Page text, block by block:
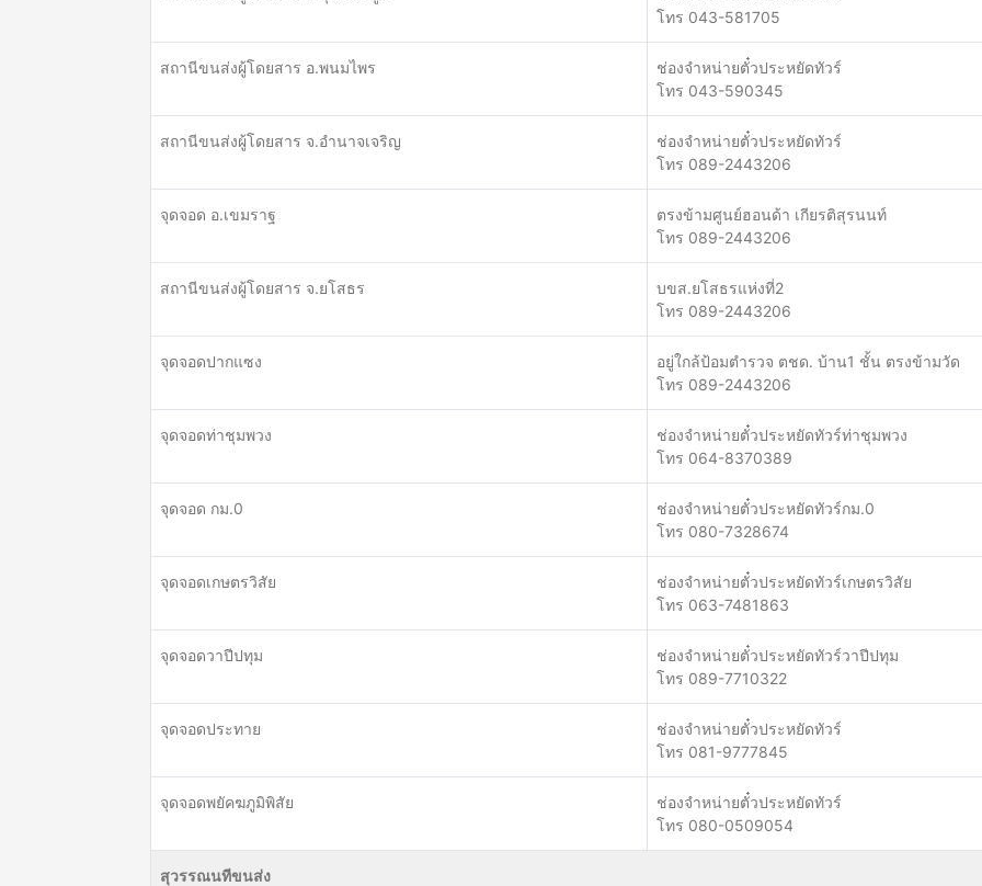
โทร 043-581705
สถานีขนส่งผู้โดยสาร อ.พนมไพร
ช่องจำหน่ายตั๋วประหยัดทัวร์
โทร 043-590345
สถานีขนส่งผู้โดยสาร จ.อำนาจเจริญ
ช่องจำหน่ายตั๋วประหยัดทัวร์
โทร 089-2443206
จุดจอด อ.เขมราฐ
ตรงข้ามศูนย์ฮอนด้า เกียรติสุรนนท์
โทร 089-2443206
สถานีขนส่งผู้โดยสาร จ.ยโสธร
บขส.ยโสธรแห่งที่2
โทร 089-2443206
จุดจอดปากแซง
อยู่ใกล้ป้อมตำรวจ ตชด. บ้าน1 ชั้น ตรงข้ามวัด
โทร 089-2443206
จุดจอดท่าชุมพวง
ช่องจำหน่ายตั๋วประหยัดทัวร์ท่าชุมพวง
โทร 064-8370389
จุดจอด กม.0
ช่องจำหน่ายตั๋วประหยัดทัวร์กม.0
โทร 080-7328674
จุดจอดเกษตรวิสัย
ช่องจำหน่ายตั๋วประหยัดทัวร์เกษตรวิสัย
โทร 063-7481863
จุดจอดวาปีปทุม
ช่องจำหน่ายตั๋วประหยัดทัวร์วาปีปทุม
โทร 089-7710322
จุดจอดประทาย
ช่องจำหน่ายตั๋วประหยัดทัวร์
โทร 081-9777845
จุดจอดพยัคฆภูมิพิสัย
ช่องจำหน่ายตั๋วประหยัดทัวร์
โทร 080-0509054
สุวรรณนทีขนส่ง